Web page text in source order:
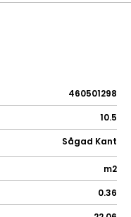
460501298
10.5
Sågad Kant
m2
0.36